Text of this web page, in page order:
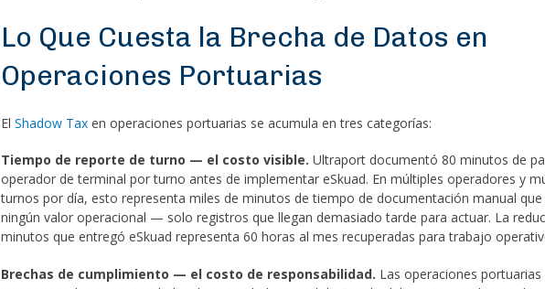
Lo Que Cuesta la Brecha de Datos en
Operaciones Portuarias
El Shadow Tax en operaciones portuarias se acumula en tres categorías:
Tiempo de reporte de turno — el costo visible. Ultraport documentó 80 minutos de
operador de terminal por turno antes de implementar eSkuad. En múltiples operadores y
turnos por día, esto representa miles de minutos de tiempo de documentación manual
ningún valor operacional — solo registros que llegan demasiado tarde para actuar. La
minutos que entregó eSkuad representa 60 horas al mes recuperadas para trabajo
Brechas de cumplimiento — el costo de responsabilidad. Las operaciones portuarias